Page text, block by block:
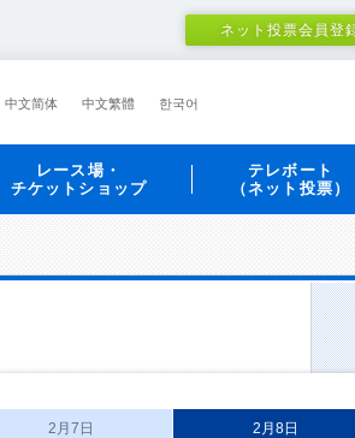
ネット投票会員登
中文简体 中文繁體 한국어
レース場・
チケットショップ
テレボート
（ネット投票）
2月7日 2月8日